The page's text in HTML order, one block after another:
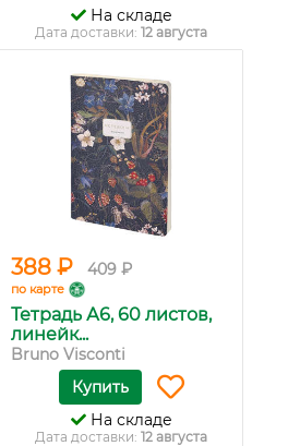
На складе
Дата доставки: 12 августа
388 ₽ 409 ₽
по карте
Тетрадь А6, 60 листов,
линейк...
Bruno Visconti
Купить
На складе
Дата доставки: 12 августа